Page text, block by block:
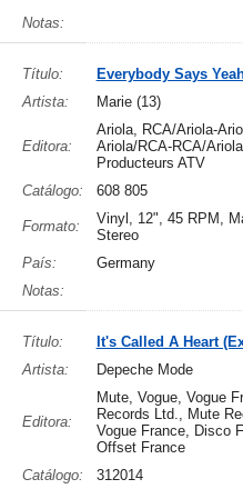
Notas:
Título:
Everybody Says
Artista:
Marie (13)
Editora:
Ariola, RCA/Ariola-
Ariola/RCA-RCA/
Producteurs ATV
Catálogo:
608 805
Formato:
Vinyl, 12", 45 RPM,
Stereo
País:
Germany
Notas:
Título:
It's Called A Heart
Artista:
Depeche Mode
Editora:
Mute, Vogue, Vogue
Records Ltd., Mute
Vogue France, Disco
Offset France
Catálogo:
312014